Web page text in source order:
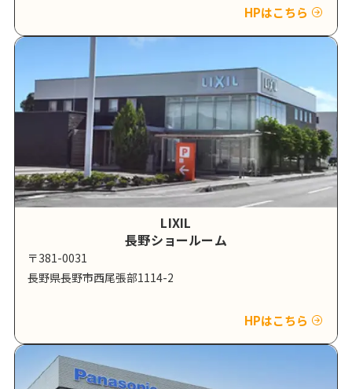
HPはこちら
LIXIL
長野ショールーム
〒381-0031
長野県長野市西尾張部1114-2
HPはこちら